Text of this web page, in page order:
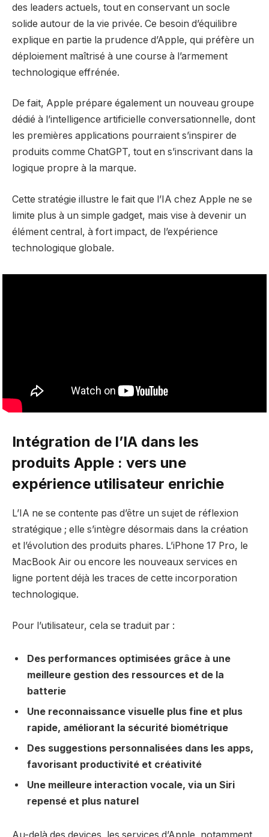
des leaders actuels, tout en conservant un socle
solide autour de la vie privée. Ce besoin d’équilibre
explique en partie la prudence d’Apple, qui préfère un
déploiement maîtrisé à une course à l’armement
technologique effrénée.
De fait, Apple prépare également un nouveau groupe
dédié à l’intelligence artificielle conversationnelle, dont
les premières applications pourraient s’inspirer de
produits comme ChatGPT, tout en s’inscrivant dans la
logique propre à la marque.
Cette stratégie illustre le fait que l’IA chez Apple ne se
limite plus à un simple gadget, mais vise à devenir un
élément central, à fort impact, de l’expérience
technologique globale.
Intégration de l’IA dans les
produits Apple : vers une
expérience utilisateur enrichie
L’IA ne se contente pas d’être un sujet de réflexion
stratégique ; elle s’intègre désormais dans la création
et l’évolution des produits phares. L’iPhone 17 Pro, le
MacBook Air ou encore les nouveaux services en
ligne portent déjà les traces de cette incorporation
technologique.
Pour l’utilisateur, cela se traduit par :
Des performances optimisées grâce à une
meilleure gestion des ressources et de la
batterie
Une reconnaissance visuelle plus fine et plus
rapide, améliorant la sécurité biométrique
Des suggestions personnalisées dans les apps,
favorisant productivité et créativité
Une meilleure interaction vocale, via un Siri
repensé et plus naturel